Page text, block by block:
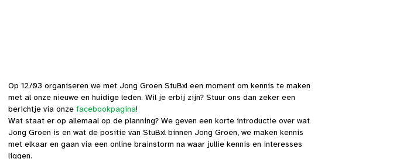
Op 12/03 organiseren we met Jong Groen StuBxl een moment om kennis te maken
met al onze nieuwe en huidige leden. Wil je erbij zijn? Stuur ons dan zeker een
berichtje via onze facebookpagina!
Wat staat er op allemaal op de planning? We geven een korte introductie over wat
Jong Groen is en wat de positie van StuBxl binnen Jong Groen, we maken kennis
met elkaar en gaan via een online brainstorm na waar jullie kennis en interesses
liggen.